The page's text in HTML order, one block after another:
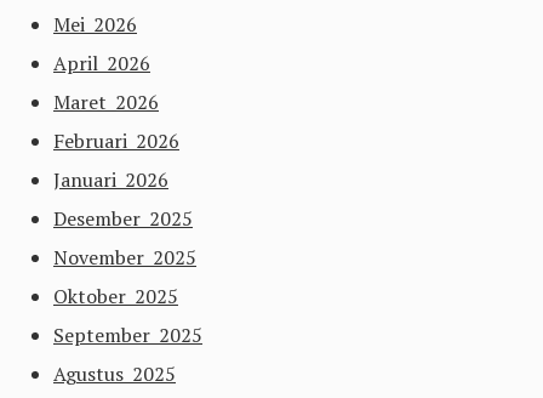
Mei 2026
April 2026
Maret 2026
Februari 2026
Januari 2026
Desember 2025
November 2025
Oktober 2025
September 2025
Agustus 2025